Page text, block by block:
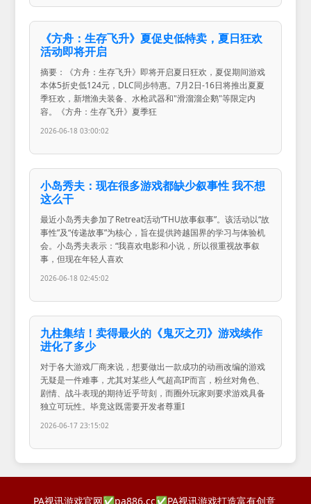
《方舟：生存飞升》夏促史低特卖，夏日狂欢
活动即将开启
摘要：《方舟：生存飞升》即将开启夏日狂欢，夏促期间游戏
本体5折史低124元，DLC同步特惠。7月2日-16日将推出夏夏
季狂欢，新增渔夫装备、水枪武器和"滑溜溜企鹅"等限定内
容。《方舟：生存飞升》夏季狂
2026-06-18 03:00:02
小岛秀夫：现在很多游戏都缺少叙事性 我不想
这么干
最近小岛秀夫参加了Retreat活动“THU故事叙事”。该活动以“故
事性”及“传递故事”为核心，旨在提供跨越国界的学习与体验机
会。小岛秀夫表示：“我喜欢电影和小说，所以很重视故事叙
事，但现在年轻人喜欢
2026-06-18 02:45:02
九柱集结！卖得最火的《鬼灭之刃》游戏续作
进化了多少
对于各大游戏厂商来说，想要做出一款成功的动画改编的游戏
无疑是一件难事，尤其对某些人气超高IP而言，粉丝对角色、
剧情、战斗表现的期待近乎苛刻，而圈外玩家则要求游戏具备
独立可玩性。毕竟这既需要开发者尊重I
2026-06-17 23:15:02
PA视讯游戏官网✅pa886.cc✅PA视讯游戏打造富有创意